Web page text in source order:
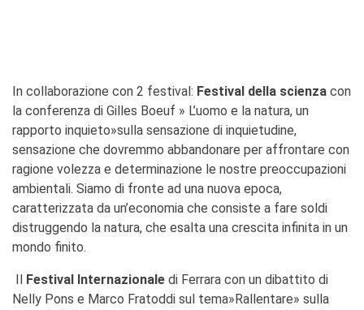
PERCHÉ IMPARARE IL
FRANCESE
CERCA
In collaborazione con 2 festival: Festival della scienza con
la conferenza di Gilles Boeuf » L’uomo e la natura, un
rapporto inquieto»sulla sensazione di inquietudine,
sensazione che dovremmo abbandonare per affrontare con
ragione volezza e determinazione le nostre preoccupazioni
ambientali. Siamo di fronte ad una nuova epoca,
caratterizzata da un’economia che consiste a fare soldi
distruggendo la natura, che esalta una crescita infinita in un
mondo finito.
Il Festival Internazionale di Ferrara con un dibattito di
Nelly Pons e Marco Fratoddi sul tema»Rallentare» sulla